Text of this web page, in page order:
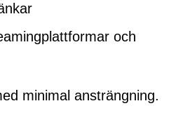
och
minimal ansträngning.